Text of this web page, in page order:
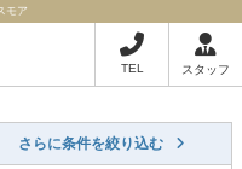
モア
TEL スタッフ
さらに条件を絞り込む